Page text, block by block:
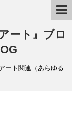
ート』ブロ
ート関連（あらゆる